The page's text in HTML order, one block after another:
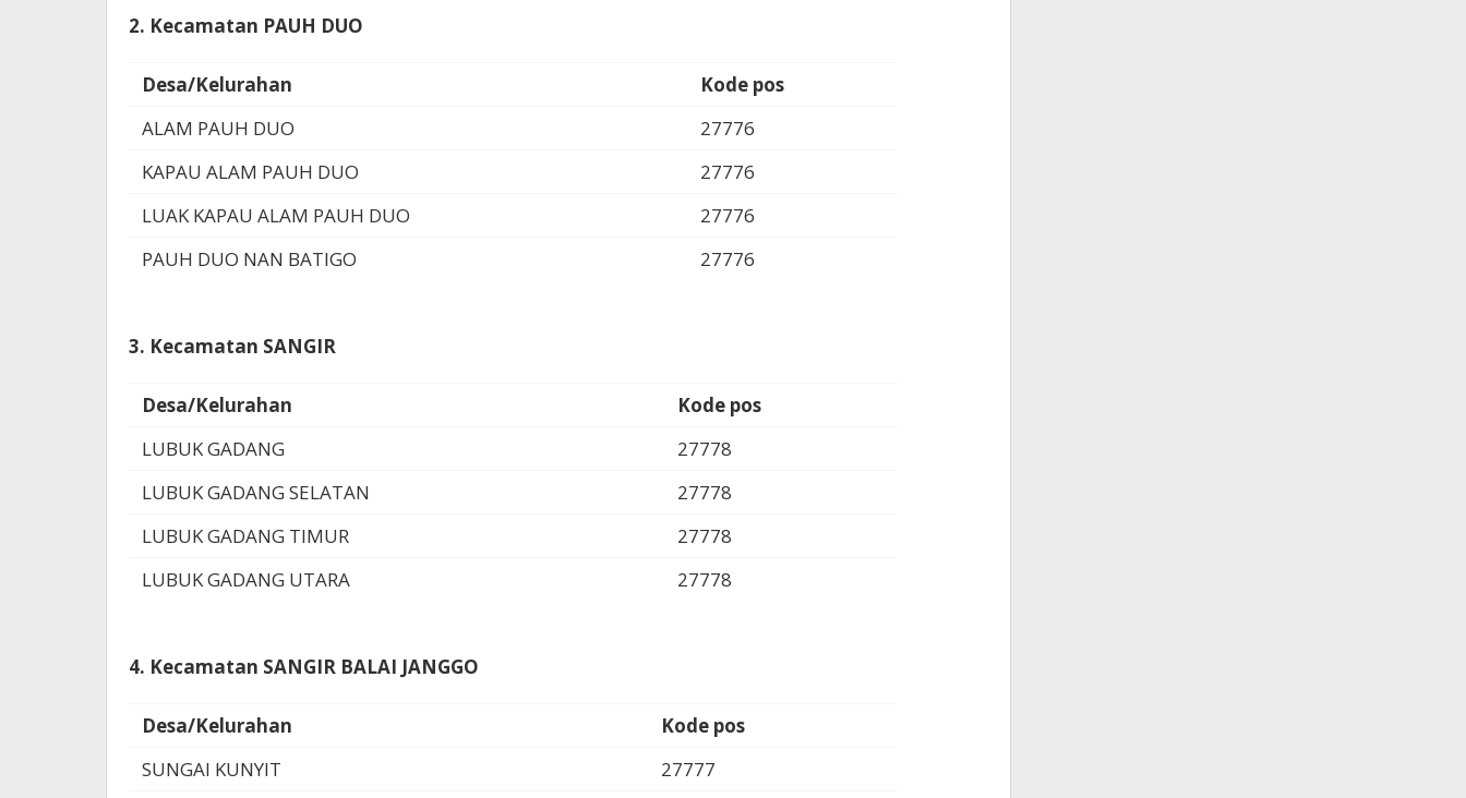
2. Kecamatan PAUH DUO
Desa/Kelurahan
Kode pos
ALAM PAUH DUO
27776
KAPAU ALAM PAUH DUO
27776
LUAK KAPAU ALAM PAUH DUO
27776
PAUH DUO NAN BATIGO
27776
3. Kecamatan SANGIR
Desa/Kelurahan
Kode pos
LUBUK GADANG
27778
LUBUK GADANG SELATAN
27778
LUBUK GADANG TIMUR
27778
LUBUK GADANG UTARA
27778
4. Kecamatan SANGIR BALAI JANGGO
Desa/Kelurahan
Kode pos
SUNGAI KUNYIT
27777